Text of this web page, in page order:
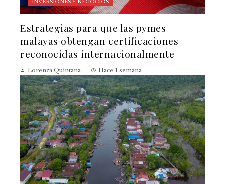
Estrategias para que las pymes
malayas obtengan certificaciones
reconocidas internacionalmente
Lorenza Quintana Hace 1 semana